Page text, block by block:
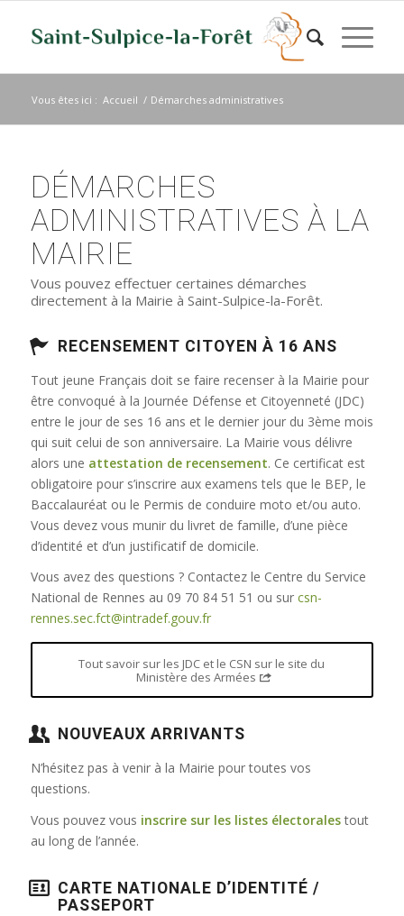
Vous êtes ici : Accueil / Démarches administratives
DÉMARCHES
ADMINISTRATIVES À LA
MAIRIE
Vous pouvez effectuer certaines démarches
directement à la Mairie à Saint-Sulpice-la-Forêt.
RECENSEMENT CITOYEN À 16 ANS
Tout jeune Français doit se faire recenser à la Mairie pour
être convoqué à la Journée Défense et Citoyenneté (JDC)
entre le jour de ses 16 ans et le dernier jour du 3ème mois
qui suit celui de son anniversaire. La Mairie vous délivre
alors une attestation de recensement. Ce certificat est
obligatoire pour s’inscrire aux examens tels que le BEP, le
Baccalauréat ou le Permis de conduire moto et/ou auto.
Vous devez vous munir du livret de famille, d’une pièce
d’identité et d’un justificatif de domicile.
Vous avez des questions ? Contactez le Centre du Service
National de Rennes au 09 70 84 51 51 ou sur csn-
rennes.sec.fct@intradef.gouv.fr
Tout savoir sur les JDC et le CSN sur le site du
Ministère des Armées
NOUVEAUX ARRIVANTS
N’hésitez pas à venir à la Mairie pour toutes vos
questions.
Vous pouvez vous inscrire sur les listes électoralestout
au long de l’année.
CARTE NATIONALE D’IDENTITÉ /
PASSEPORT